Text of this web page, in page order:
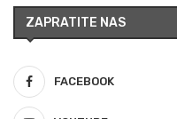
ZAPRATITE NAS
FACEBOOK